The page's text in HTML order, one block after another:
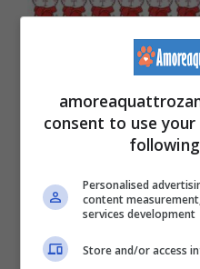
consent to use
Personalised
content
services development
Store and/or access